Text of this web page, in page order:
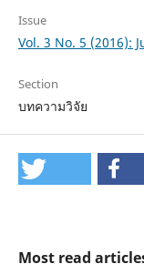
Issue
Vol. 3 No. 5 (2016):
Section
บทความวิจัย
Most read